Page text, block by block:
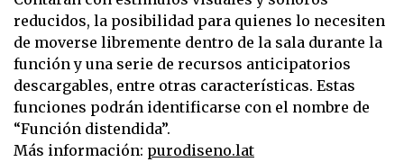
reducidos, la posibilidad para quienes lo necesiten
de moverse libremente dentro de la sala durante la
función y una serie de recursos anticipatorios
descargables, entre otras características. Estas
funciones podrán identificarse con el nombre de
“Función distendida”.
Más información: purodiseno.lat